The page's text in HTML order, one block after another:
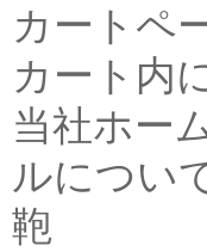
カートペ
カート内
当社ホー
ルについ
鞄